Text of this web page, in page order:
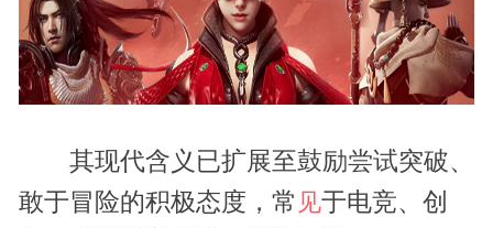
其现代含义已扩展至鼓励尝试突破、
敢于冒险的积极态度，常 见于电竞、创